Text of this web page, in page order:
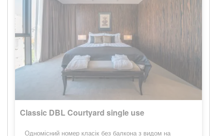
Classic DBL Courtyard single use
Одномісний номер класік без балкона з видом на